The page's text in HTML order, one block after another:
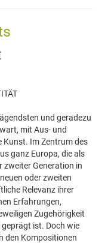
und geradezu
mit Aus- und
Kunst. Im Zentrum des
ganz Europa, die als
zweiter Generation in
oder zweiten
Relevanz ihrer
Erfahrungen,
Zugehörigkeit
ist. Doch wie
den Kompositionen